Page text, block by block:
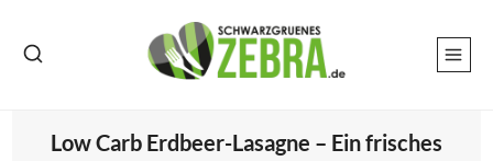
Inhalt
Low Carb Erdbeer-Lasagne – Ein frisches